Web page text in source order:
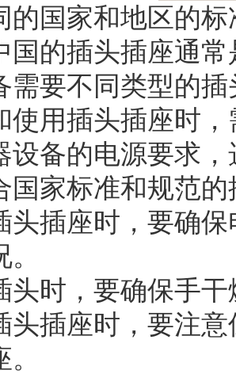
的国家和地区的
国的插头插座通
需要不同类型的
使用插头插座时
设备的电源要求
国家标准和规范
头插座时，要确
头时，要确保手
头插座时，要注